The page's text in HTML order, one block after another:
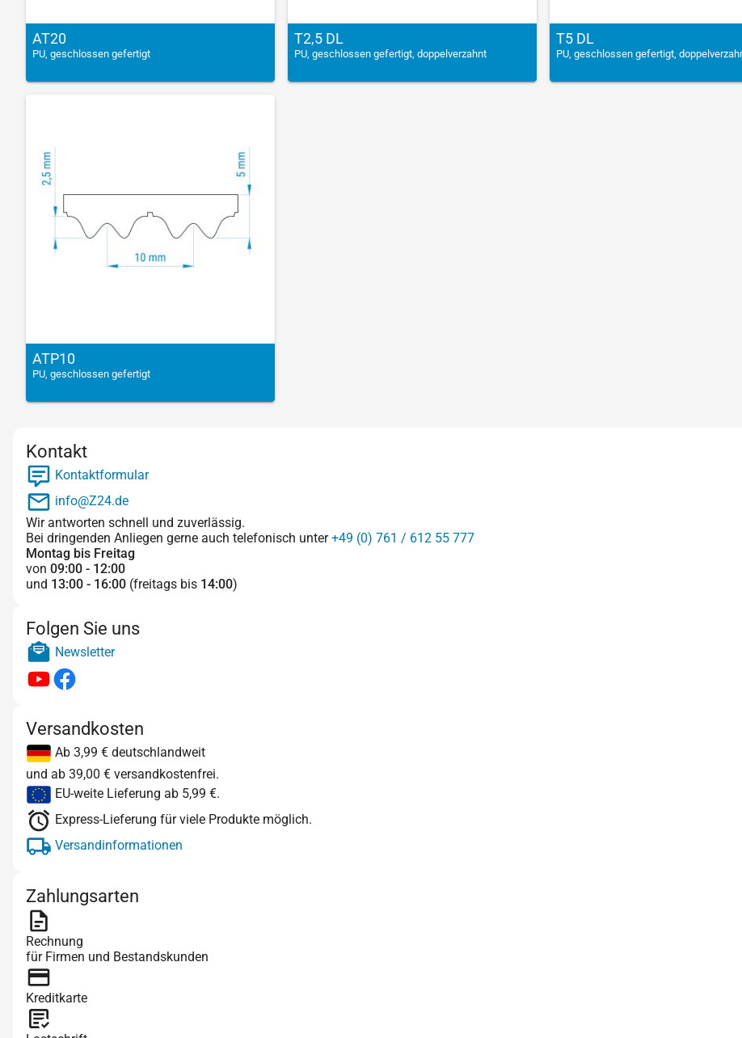
AT20
PU, geschlossen gefertigt
T2,5 DL
PU, geschlossen gefertigt, doppelverzahnt
T5 DL
PU, geschlossen gefertigt,
ATP10
PU, geschlossen gefertigt
Kontakt
Kontaktformular
info@Z24.de
Wir antworten schnell und zuverlässig.
Bei dringenden Anliegen gerne auch telefonisch unter+49 (0) 761 / 612 55 777
Montag bis Freitag
von 09:00 - 12:00
und 13:00 - 16:00 (freitags bis 14:00)
Folgen Sie uns
Newsletter
Versandkosten
Ab 3,99 € deutschlandweit
und ab 39,00 € versandkostenfrei.
EU-weite Lieferung ab 5,99 €.
Express-Lieferung für viele Produkte möglich.
Versandinformationen
Zahlungsarten
Rechnung
für Firmen und Bestandskunden
Kreditkarte